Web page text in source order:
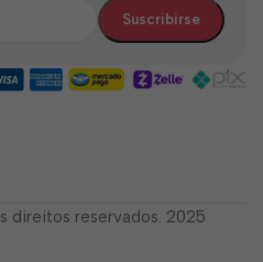
direitos reservados. 2025